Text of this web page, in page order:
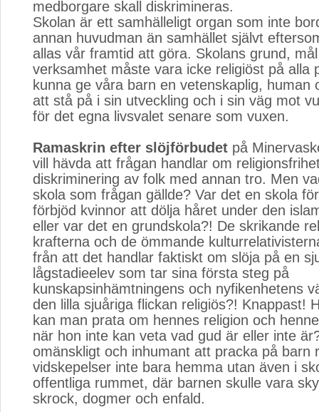
medborgare skall diskrimineras.
Skolan är ett samhälleligt organ som inte
annan huvudman än samhället självt
allas vår framtid att göra. Skolans grund,
verksamhet måste vara icke religiöst på alla
kunna ge våra barn en vetenskaplig, human
att stå på i sin utveckling och i sin väg mot
för det egna livsvalet senare som vuxen.
Ramaskrin efter slöjförbudet på
vill hävda att frågan handlar om
diskriminering av folk med annan tro. Men
skola som frågan gällde? Var det en skola
förbjöd kvinnor att dölja håret under den
eller var det en grundskola?! De skrikande
krafterna och de ömmande
från att det handlar faktiskt om slöja på en
lågstadieelev som tar sina första steg på
kunskapsinhämtningens och nyfikenhetens
den lilla sjuåriga flickan religiös?! Knappast!
kan man prata om hennes religion och
när hon inte kan veta vad gud är eller inte
omänskligt och inhumant att pracka på barn
vidskepelser inte bara hemma utan även i
offentliga rummet, där barnen skulle vara
skrock, dogmer och enfald.